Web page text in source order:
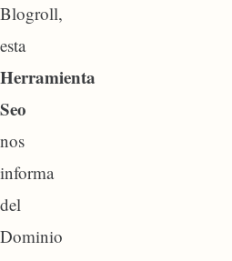
Blogroll,
esta
Herramienta
Seo
nos
informa
del
Dominio